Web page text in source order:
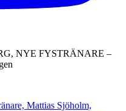
NYE FYSTRÄNARE –